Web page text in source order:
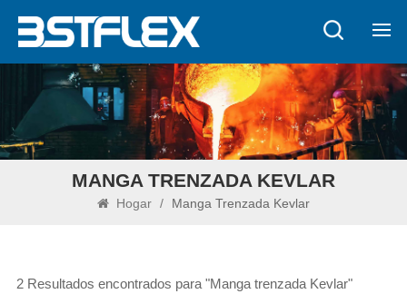
MANGA TRENZADA KEVLAR
Hogar / Manga Trenzada Kevlar
2 Resultados encontrados para "Manga trenzada Kevlar"